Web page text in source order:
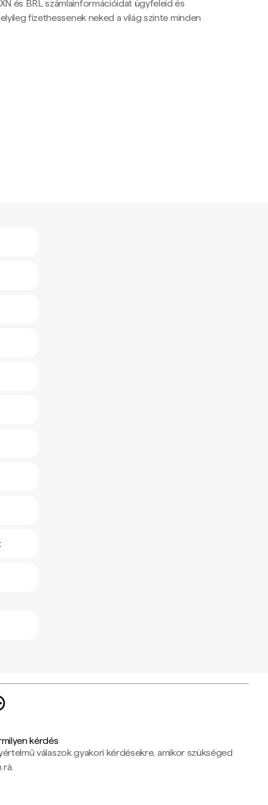
és BRL számlainformációidat ügyfeleid és
fizethessenek neked a világ szinte minden
kérdés
válaszok gyakori kérdésekre, amikor szükséged
rá.